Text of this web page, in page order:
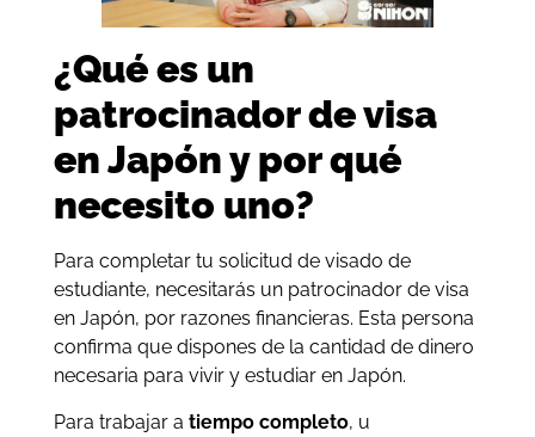
¿Qué es un
patrocinador de visa
en Japón y por qué
necesito uno?
Para completar tu solicitud de visado de
estudiante, necesitarás un patrocinador de visa
en Japón, por razones financieras. Esta persona
confirma que dispones de la cantidad de dinero
necesaria para vivir y estudiar en Japón.
Para trabajar a tiempo completo, u